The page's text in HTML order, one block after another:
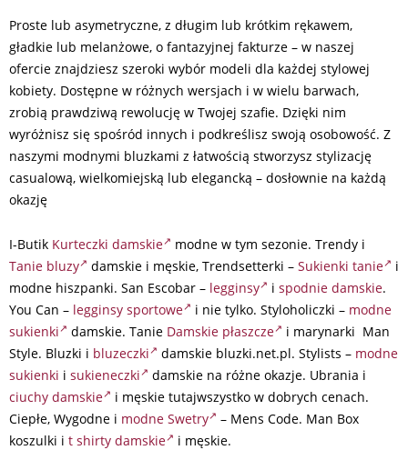
Proste lub asymetryczne, z długim lub krótkim rękawem,
gładkie lub melanżowe, o fantazyjnej fakturze – w naszej
ofercie znajdziesz szeroki wybór modeli dla każdej stylowej
kobiety. Dostępne w różnych wersjach i w wielu barwach,
zrobią prawdziwą rewolucję w Twojej szafie. Dzięki nim
wyróżnisz się spośród innych i podkreślisz swoją osobowość. Z
naszymi modnymi bluzkami z łatwością stworzysz stylizację
casualową, wielkomiejską lub elegancką – dosłownie na każdą
okazję
I-Butik Kurteczki damskie
modne w tym sezonie. Trendy i
Tanie bluzy
damskie i męskie, Trendsetterki – Sukienki tanie
i
modne hiszpanki. San Escobar – legginsy i spodnie damskie.
You Can – legginsy sportowe i nie tylko. Styloholiczki – modne
sukienki
damskie. Tanie Damskie płaszcze
i marynarki Man
Style. Bluzki i bluzeczki damskie bluzki.net.pl. Stylists – modne
sukienki i sukieneczki
damskie na różne okazje. Ubrania i
ciuchy damskie
i męskie tutajwszystko w dobrych cenach.
Ciepłe, Wygodne i modne Swetry
– Mens Code. Man Box
koszulki i t shirty damskie i męskie.